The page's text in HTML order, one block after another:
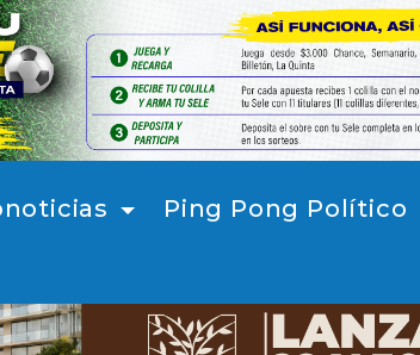
Ping Pong Político